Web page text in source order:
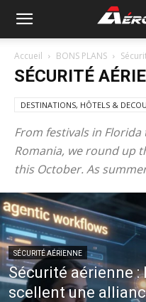
Accueil BONS PLANS
SÉCURITÉ
DESTINATIONS, HÔTELS &
From festivals in
Romania, we round up
this October. As
SÉCURITÉ AÉRIENNE
Sécurité aérienne :
scellent une